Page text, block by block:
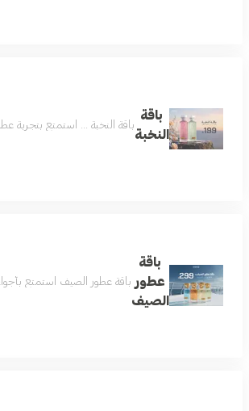
باقة
النخبة
باقة النخبة ... استمتع بتجربة عطرية استثنائية مع باقة النخبة، عطرين
باقة
عطور
الصيف
باقة عطور الصيف استمتع